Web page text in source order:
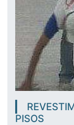
PISOS